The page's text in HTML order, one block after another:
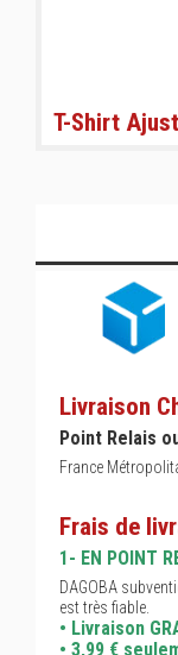
T-Shirt
Livraison
Point Relais
France
Frais de
1- EN POINT
DAGOBA
est très fiable.
• Livraison
• 3,99 €